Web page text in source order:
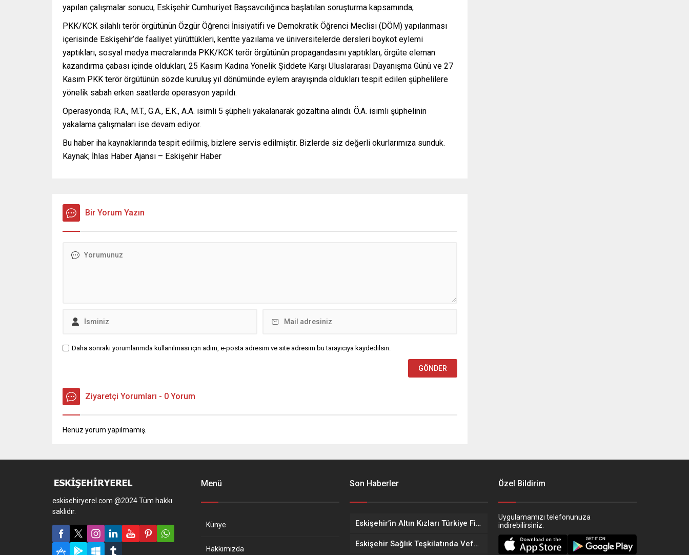
yapılan çalışmalar sonucu, Eskişehir Cumhuriyet Başsavcılığınca başlatılan soruşturma kapsamında;
PKK/KCK silahlı terör örgütünün Özgür Öğrenci İnisiyatifi ve Demokratik Öğrenci Meclisi (DÖM) yapılanması
içerisinde Eskişehir’de faaliyet yürüttükleri, kentte yazılama ve üniversitelerde dersleri boykot eylemi
yaptıkları, sosyal medya mecralarında PKK/KCK terör örgütünün propagandasını yaptıkları, örgüte eleman
kazandırma çabası içinde oldukları, 25 Kasım Kadına Yönelik Şiddete Karşı Uluslararası Dayanışma Günü ve 27
Kasım PKK terör örgütünün sözde kuruluş yıl dönümünde eylem arayışında oldukları tespit edilen şüphelilere
yönelik sabah erken saatlerde operasyon yapıldı.
Operasyonda; R.A., M.T., G.A., E.K., A.A. isimli 5 şüpheli yakalanarak gözaltına alındı. Ö.A. isimli şüphelinin
yakalama çalışmaları ise devam ediyor.
Bu haber iha kaynaklarında tespit edilmiş, bizlere servis edilmiştir. Bizlerde siz değerli okurlarımıza sunduk.
Kaynak; İhlas Haber Ajansı – Eskişehir Haber
Bir Yorum Yazın
Daha sonraki yorumlarımda kullanılması için adım, e-posta adresim ve site adresim bu tarayıcıya kaydedilsin.
Ziyaretçi Yorumları - 0 Yorum
Henüz yorum yapılmamış.
eskisehiryerel.com @2024 Tüm hakkı
saklıdır.
Menü
Künye
Hakkımızda
Son Haberler
Eskişehir’in Altın Kızları Türkiye Finalleri Yolunda!
Eskişehir Sağlık Teşkilatında Vefa Buluşması
Özel Bildirim
Uygulamamızı telefonunuza
indirebilirsiniz.